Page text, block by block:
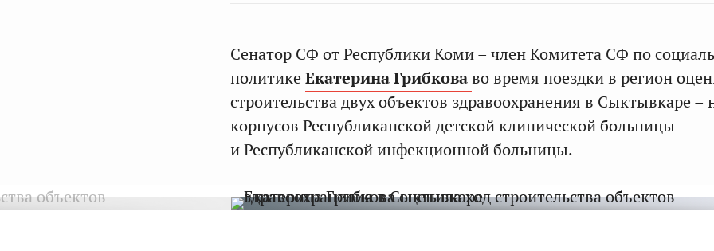
Сенатор СФ от Республики Коми – член Комитета СФ по
политике Екатерина Грибковаво время поездки в регион
строительства двух объектов здравоохранения в Сыктывкаре –
корпусов Республиканской детской клинической больницы
и Республиканской инфекционной больницы.